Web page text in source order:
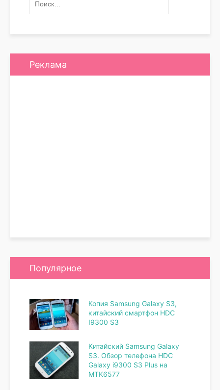
Реклама
Популярное
Копия Samsung Galaxy S3,
китайский смартфон HDC
I9300 S3
Китайский Samsung Galaxy
S3. Обзор телефона HDC
Galaxy i9300 S3 Plus на
MTK6577